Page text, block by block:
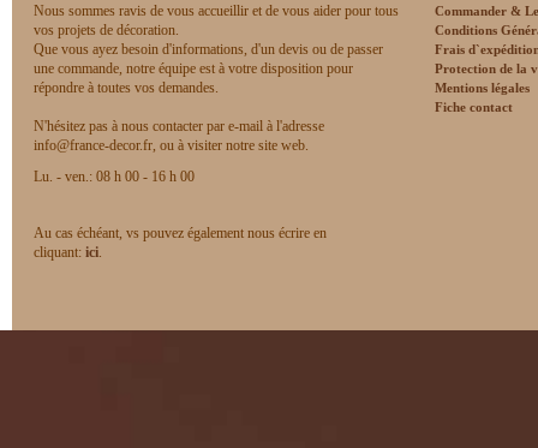
Nous sommes ravis de vous accueillir et de vous aider pour tous
vos projets de décoration.
Que vous ayez besoin d'informations, d'un devis ou de passer
une commande, notre équipe est à votre disposition pour
répondre à toutes vos demandes.
N'hésitez pas à nous contacter par e-mail à l'adresse
info@france-decor.fr, ou à visiter notre site web.
Lu. - ven.: 08 h 00 - 16 h 00
Au cas échéant, vs pouvez également nous écrire en
cliquant: ici.
Commander &
Conditions
Frais
Protection de la
Mentions légales
Fiche contact